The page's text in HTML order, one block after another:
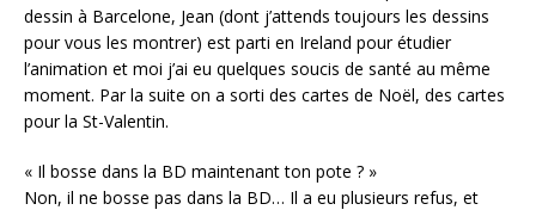
dessin à Barcelone, Jean (dont j’attends toujours les dessins
pour vous les montrer) est parti en Ireland pour étudier
l’animation et moi j’ai eu quelques soucis de santé au même
moment. Par la suite on a sorti des cartes de Noël, des cartes
pour la St-Valentin.
« Il bosse dans la BD maintenant ton pote ? »
Non, il ne bosse pas dans la BD… Il a eu plusieurs refus, et